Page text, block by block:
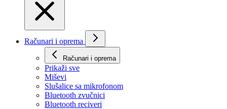
Računari i oprema
Računari i oprema
Prikaži svе
Miševi
Slušalice sa mikrofonom
Bluetooth zvučnici
Bluetooth reciveri